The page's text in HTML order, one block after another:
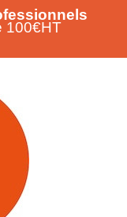
100€HT